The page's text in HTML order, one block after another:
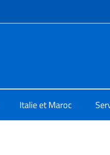
menu
Italie et Maroc